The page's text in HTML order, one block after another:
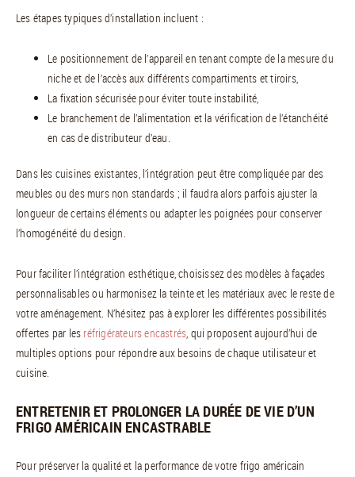
Les étapes typiques d’installation incluent :
Le positionnement de l’appareil en tenant compte de la mesure du
niche et de l’accès aux différents compartiments et tiroirs,
La fixation sécurisée pour éviter toute instabilité,
Le branchement de l’alimentation et la vérification de l’étanchéité
en cas de distributeur d’eau.
Dans les cuisines existantes, l’intégration peut être compliquée par des
meubles ou des murs non standards ; il faudra alors parfois ajuster la
longueur de certains éléments ou adapter les poignées pour conserver
l’homogénéité du design.
Pour faciliter l’intégration esthétique, choisissez des modèles à façades
personnalisables ou harmonisez la teinte et les matériaux avec le reste de
votre aménagement. N’hésitez pas à explorer les différentes possibilités
offertes par les réfrigérateurs encastrés, qui proposent aujourd’hui de
multiples options pour répondre aux besoins de chaque utilisateur et
cuisine.
ENTRETENIR ET PROLONGER LA DURÉE DE VIE D’UN
FRIGO AMÉRICAIN ENCASTRABLE
Pour préserver la qualité et la performance de votre frigo américain